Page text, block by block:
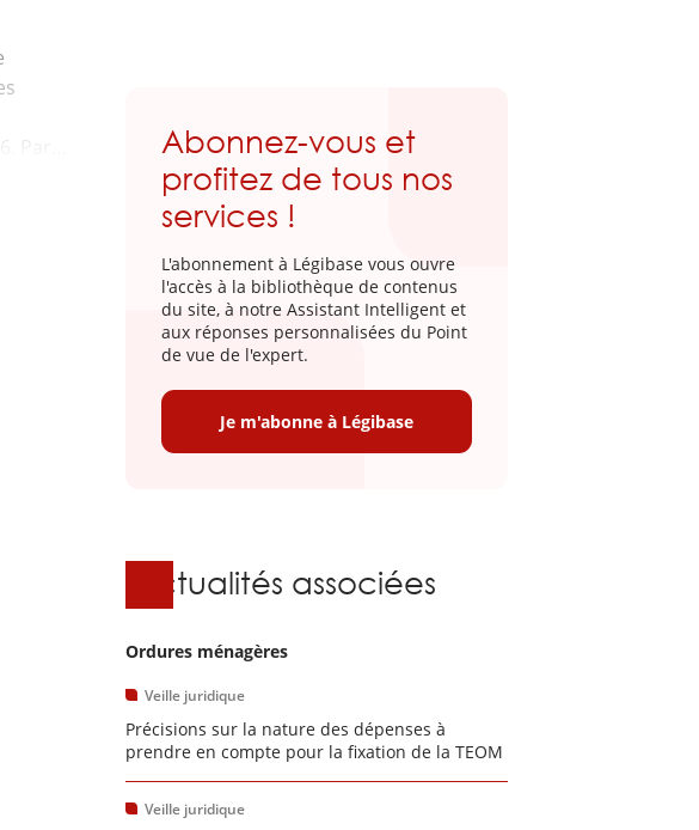
Abonnez-vous et
profitez de tous nos
services !
L'abonnement à Légibase vous ouvre
l'accès à la bibliothèque de contenus
du site, à notre Assistant Intelligent et
aux réponses personnalisées du Point
de vue de l'expert.
Je m'abonne à Légibase
Actualités associées
Ordures ménagères
Veille juridique
Précisions sur la nature des dépenses à
prendre en compte pour la fixation de la TEOM
Veille juridique